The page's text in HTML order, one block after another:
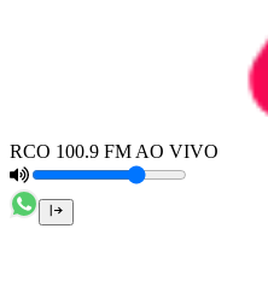
RCO 100.9 FM AO VIVO